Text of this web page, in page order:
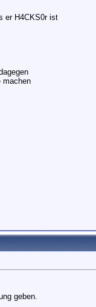
er H4CKS0r ist
machen
geben.